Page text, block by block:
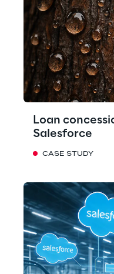
Loan
Salesforce
CASE STUDY